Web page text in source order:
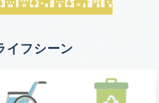
イフシーン